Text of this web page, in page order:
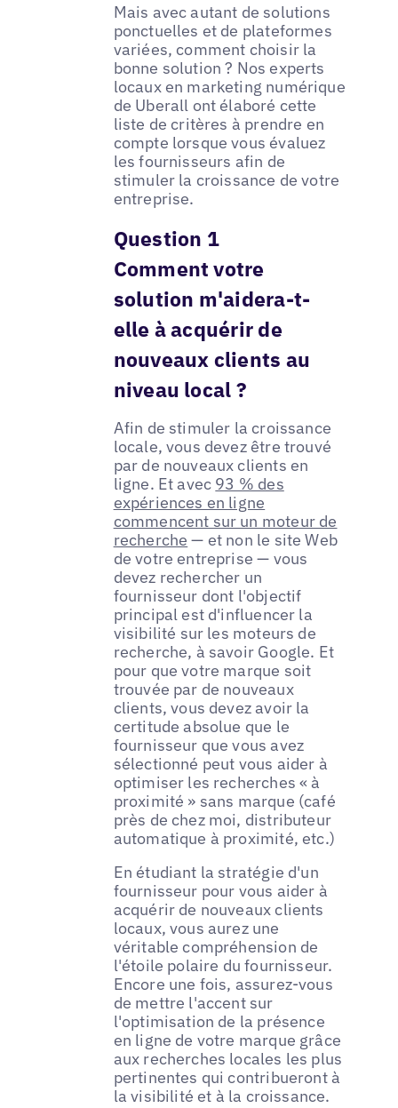
Mais avec autant de solutions
ponctuelles et de plateformes
variées, comment choisir la
bonne solution ? Nos experts
locaux en marketing numérique
de Uberall ont élaboré cette
liste de critères à prendre en
compte lorsque vous évaluez
les fournisseurs afin de
stimuler la croissance de votre
entreprise.
Question 1
Comment votre
solution m'aidera-t-
elle à acquérir de
nouveaux clients au
niveau local ?
Afin de stimuler la croissance
locale, vous devez être trouvé
par de nouveaux clients en
ligne. Et avec 93 % des
expériences en ligne
commencent sur un moteur de
recherche — et non le site Web
de votre entreprise — vous
devez rechercher un
fournisseur dont l'objectif
principal est d'influencer la
visibilité sur les moteurs de
recherche, à savoir Google. Et
pour que votre marque soit
trouvée par de nouveaux
clients, vous devez avoir la
certitude absolue que le
fournisseur que vous avez
sélectionné peut vous aider à
optimiser les recherches « à
proximité » sans marque (café
près de chez moi, distributeur
automatique à proximité, etc.)
En étudiant la stratégie d'un
fournisseur pour vous aider à
acquérir de nouveaux clients
locaux, vous aurez une
véritable compréhension de
l'étoile polaire du fournisseur.
Encore une fois, assurez-vous
de mettre l'accent sur
l'optimisation de la présence
en ligne de votre marque grâce
aux recherches locales les plus
pertinentes qui contribueront à
la visibilité et à la croissance.